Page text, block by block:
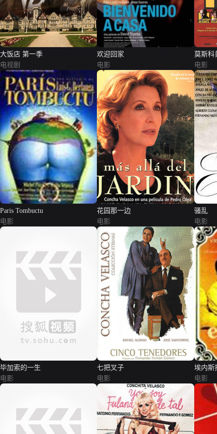
大饭店 第一季
电视剧
欢迎回家
电影
莫斯科
电影
Paris Tombuctu
电影
花园那一边
电影
骚乱
电影
毕加索的一生
电影
七把叉子
电影
埃内斯
电影